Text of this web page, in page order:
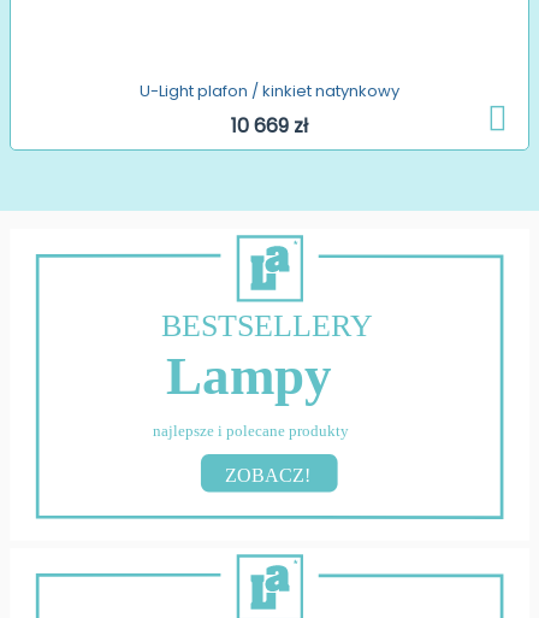
U-Light plafon / kinkiet natynkowy
10 669 zł
BESTSELLERY
Lampy
najlepsze i polecane produkty
ZOBACZ!